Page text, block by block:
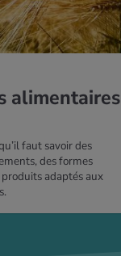
alimentaires
faut savoir des
des formes
adaptés aux